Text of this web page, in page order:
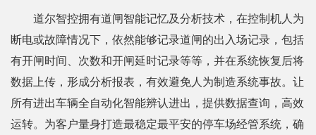
道尔智控拥有道闸智能记忆及分析技术，在控制机人为
断电或故障情况下，依然能够记录道闸的出入场记录，包括
有开闸时间、次数和开闸延时记录等等，并在系统恢复后将
数据上传，形成分析报表，有效避免人为制造系统事故。让
所有进出车辆全自动化智能辨认进出，提供数据查询，高效
运转。为客户量身打造最稳定最平安的停车场经管系统，确